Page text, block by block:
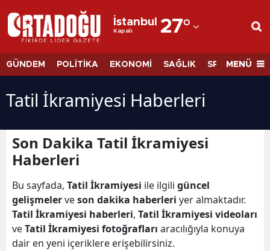
İstanbul
Kapalı 27°
Adana
Adıyaman
Ağrı
Amasya
Antalya
Artvin
Aydın
GÜNDEM POLİTİKA EKONOMİ SAĞLIK SPORMENÜ
Tatil İkramiyesi Haberleri
Son Dakika Tatil İkramiyesi
Haberleri
Bu sayfada, Tatil İkramiyesi ile ilgili güncel
gelişmelerveson dakika haberleri yer almaktadır.
Tatil İkramiyesi haberleri, Tatil İkramiyesi videoları
veTatil İkramiyesi fotoğrafları aracılığıyla konuya
dair en yeni içeriklere erişebilirsiniz.